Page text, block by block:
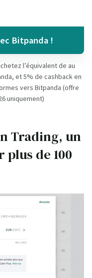
Bitpanda !
l’équivalent de au
et 5% de cashback en
vers Bitpanda (offre
uniquement)
Trading, un
plus de 100